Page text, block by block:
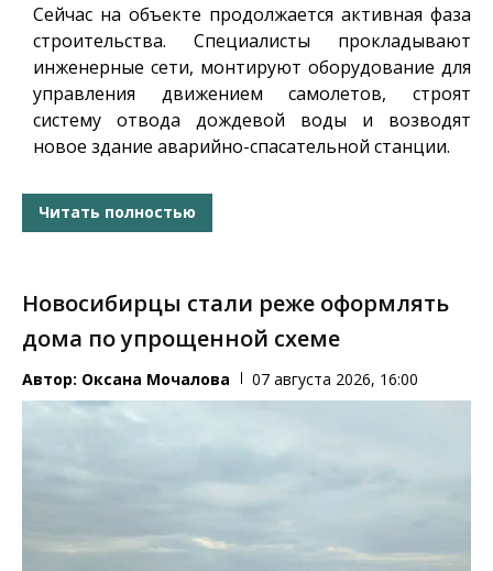
Сейчас на объекте продолжается активная фаза
строительства. Специалисты прокладывают
инженерные сети, монтируют оборудование для
управления движением самолетов, строят
систему отвода дождевой воды и возводят
новое здание аварийно-спасательной станции.
Читать полностью
Новосибирцы стали реже оформлять
дома по упрощенной схеме
Автор: Оксана Мочалова 07 августа 2026, 16:00